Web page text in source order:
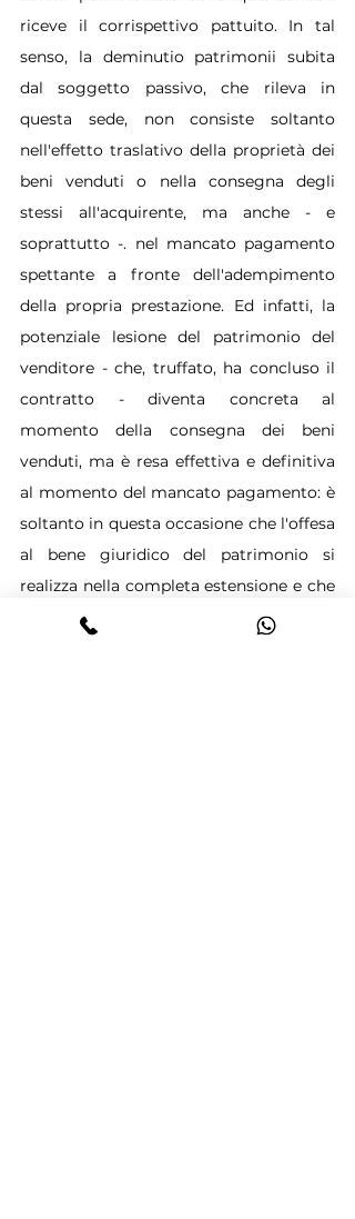
riceve il corrispettivo pattuito. In tal
senso, la deminutio patrimonii subita
dal soggetto passivo, che rileva in
questa sede, non consiste soltanto
nell'effetto traslativo della proprietà dei
beni venduti o nella consegna degli
stessi all'acquirente, ma anche - e
soprattutto -. nel mancato pagamento
spettante a fronte dell'adempimento
della propria prestazione. Ed infatti, la
potenziale lesione del patrimonio del
venditore - che, truffato, ha concluso il
contratto - diventa concreta al
momento della consegna dei beni
venduti, ma è resa effettiva e definitiva
al momento del mancato pagamento: è
soltanto in questa occasione che l'offesa
al bene giuridico del patrimonio si
realizza nella completa estensione e che
il delitto raggiunge la massima gravità